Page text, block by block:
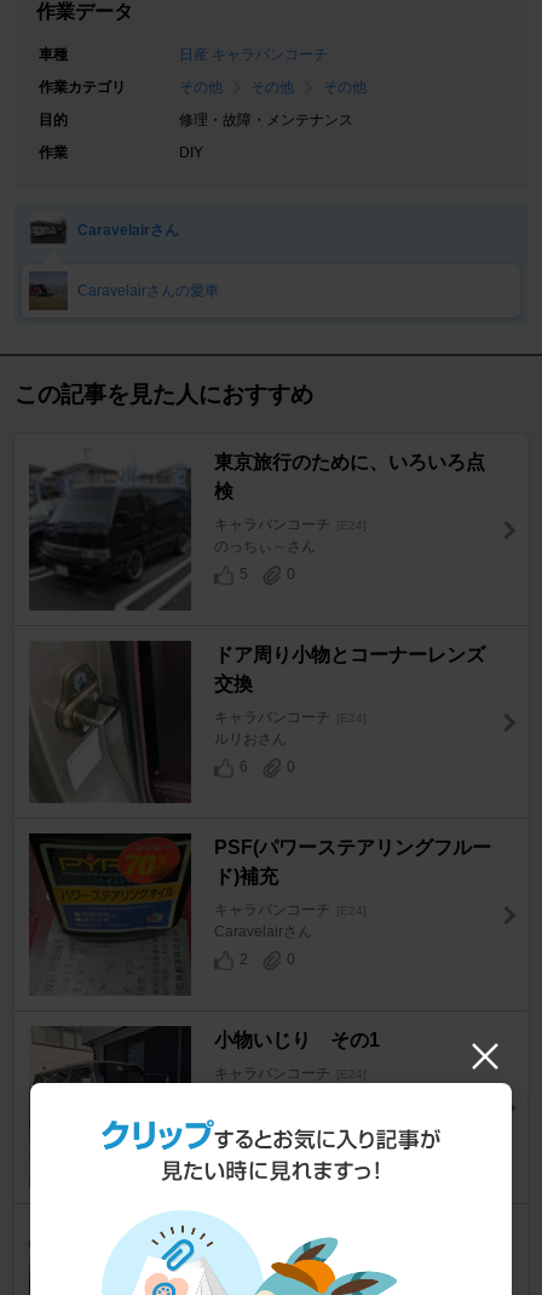
作業データ
車種
日産 キャラバンコーチ
作業カテゴリ
その他 その他
その他
目的
修理・故障・メンテナンス
作業
DIY
Caravelairさん
Caravelairさんの愛車
この記事を見た人におすすめ
東京旅行のために、いろいろ点
検
キャラバンコーチ [E24]
のっちぃ～さん
5
0
ドア周り小物とコーナーレンズ
交換
キャラバンコーチ [E24]
ルリおさん
6
0
PSF(パワーステアリングフルー
ド)補充
キャラバンコーチ [E24]
Caravelairさん
2
0
小物いじり その1
キャラバンコーチ [E24]
細かい補修とか
キャラバンコーチ
ルリおさん